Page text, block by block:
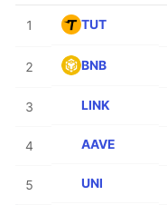
1 TUT
2 BNB
3 LINK
4 AAVE
5 UNI